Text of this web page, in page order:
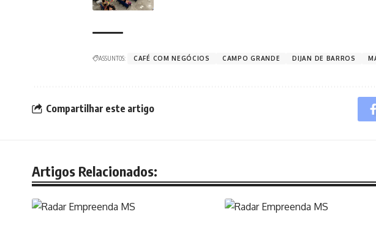
ASSUNTOS: CAFÉ COM NEGÓCIOS CAMPO GRANDE DIJAN DE BARROS
Compartilhar este artigo
Artigos Relacionados: